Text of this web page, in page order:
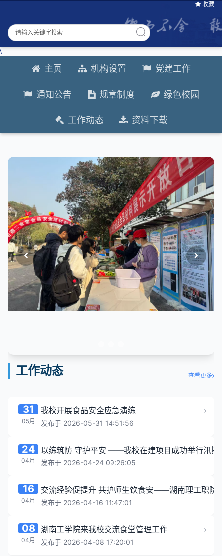
收藏
\
主页 机构设置 党建工作
通知公告 规章制度 绿色校园
工作动态 资料下载
工作动态 查看更多
31
05月
我校开展食品安全应急演练
发布于 2026-05-31 14:51:56
24
04月
以练筑防 守护平安 ——我校在建项目成功举行汛期
发布于 2026-04-24 09:26:05
16
04月
交流经验促提升 共护师生饮食安——湖南理工职院
发布于 2026-04-16 11:47:01
08
04月
湖南工学院来我校交流食堂管理工作
发布于 2026-04-08 17:20:01